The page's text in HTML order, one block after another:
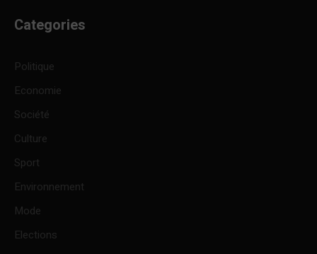
Categories
Politique
Economie
Société
Culture
Sport
Environnement
Mode
Elections